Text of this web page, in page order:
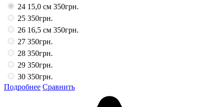
24 15,0 см 350грн.
25 350грн.
26 16,5 см 350грн.
27 350грн.
28 350грн.
29 350грн.
30 350грн.
Подробнее Сравнить